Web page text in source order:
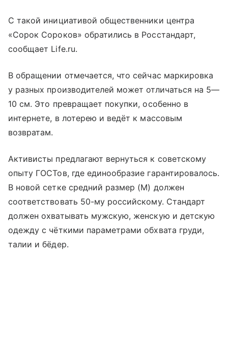
С такой инициативой общественники центра
«Сорок Сороков» обратились в Росстандарт,
сообщает Life.ru.
В обращении отмечается, что сейчас маркировка
у разных производителей может отличаться на 5—
10 см. Это превращает покупки, особенно в
интернете, в лотерею и ведёт к массовым
возвратам.
Активисты предлагают вернуться к советскому
опыту ГОСТов, где единообразие гарантировалось.
В новой сетке средний размер (М) должен
соответствовать 50-му российскому. Стандарт
должен охватывать мужскую, женскую и детскую
одежду с чёткими параметрами обхвата груди,
талии и бёдер.